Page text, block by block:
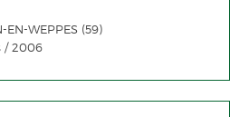
WEPPES (59)
/ 2006